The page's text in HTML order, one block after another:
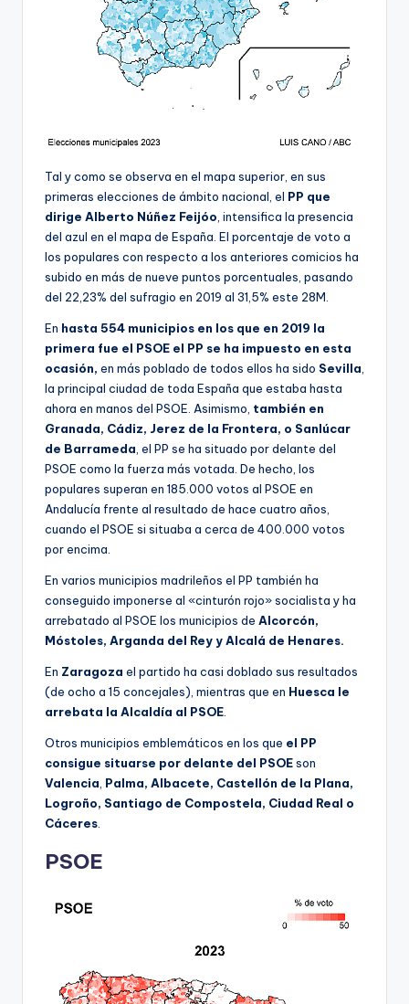
Tal y como se observa en el mapa superior, en sus
primeras elecciones de ámbito nacional, el PP que
dirige Alberto Núñez Feijóo , intensifica la presencia
del azul en el mapa de España. El porcentaje de voto a
los populares con respecto a los anteriores comicios ha
subido en más de nueve puntos porcentuales, pasando
del 22,23% del sufragio en 2019 al 31,5% este 28M.
En hasta 554 municipios en los que en 2019 la
primera fue el PSOE el PP se ha impuesto en esta
ocasión, en más poblado de todos ellos ha sido Sevilla
la principal ciudad de toda España que estaba hasta
ahora en manos del PSOE. Asimismo, también en
Granada, Cádiz, Jerez de la Frontera, o Sanlúcar
de Barrameda , el PP se ha situado por delante del
PSOE como la fuerza más votada. De hecho, los
populares superan en 185.000 votos al PSOE en
Andalucía frente al resultado de hace cuatro años,
cuando el PSOE si situaba a cerca de 400.000 votos
por encima.
En varios municipios madrileños el PP también ha
conseguido imponerse al «cinturón rojo» socialista y ha
arrebatado al PSOE los municipios de Alcorcón,
Móstoles, Arganda del Rey y Alcalá de Henares.
En Zaragoza el partido ha casi doblado sus resultados
(de ocho a 15 concejales), mientras que en Huesca le
arrebata la Alcaldía al PSOE
Otros municipios emblemáticos en los que el PP
consigue situarse por delante del PSOEson
Valencia Palma, Albacete, Castellón de la Plana,
Logroño, Santiago de Compostela, Ciudad Real o
Cáceres
PSOE